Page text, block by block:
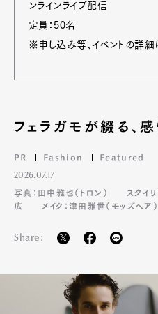
ンラインライブ配信
定員：50名
※申し込み等、イベントの詳細
フェラガモが綴る、
PR Fashion Featured
2026.07.17
写真：田中雅也（トロン）
スタイ
広
メイク：津田雅世（モッズヘア）
Share: